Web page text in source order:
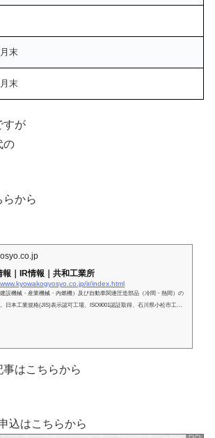
末
末
すが
の
らから
報｜IR情報｜共和工業所
ir/index.html
設機械・産業機械・内燃機）及び自動車関連圧造部品（冷間・熱間）の
日本工業規格(JIS)表示認可工場、ISO9001認証取得、石川県小松市工業
事はこちらから
込はこちらから